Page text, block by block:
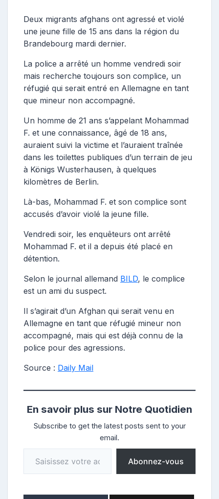
Deux migrants afghans ont agressé et violé
une jeune fille de 15 ans dans la région du
Brandebourg mardi dernier.
La police a arrêté un homme vendredi soir
mais recherche toujours son complice, un
réfugié qui serait entré en Allemagne en tant
que mineur non accompagné.
Un homme de 21 ans s’appelant Mohammad
F. et une connaissance, âgé de 18 ans,
auraient suivi la victime et l’auraient traînée
dans les toilettes publiques d’un terrain de jeu
à Königs Wusterhausen, à quelques
kilomètres de Berlin.
Là-bas, Mohammad F. et son complice sont
accusés d’avoir violé la jeune fille.
Vendredi soir, les enquêteurs ont arrêté
Mohammad F. et il a depuis été placé en
détention.
Selon le journal allemand BILD, le complice
est un ami du suspect.
Il s’agirait d’un Afghan qui serait venu en
Allemagne en tant que réfugié mineur non
accompagné, mais qui est déjà connu de la
police pour des agressions.
Source : Daily Mail
En savoir plus sur Notre Quotidien
Subscribe to get the latest posts sent to your
email.
Saisissez votre adresse e-mail…
Abonnez-vous